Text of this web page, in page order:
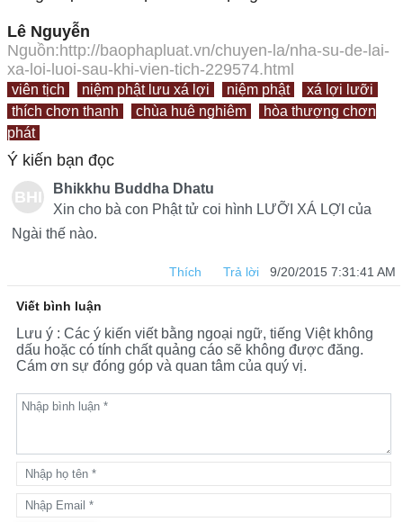
Lê Nguyễn
Nguồn:http://baophapluat.vn/chuyen-la/nha-su-de-lai-
xa-loi-luoi-sau-khi-vien-tich-229574.html
viên tịch niệm phật lưu xá lợi niệm phật
xá lợi lưỡi
thích chơn thanh
chùa huê nghiêm
hòa thượng chơn
phát
Ý kiến bạn đọc
BHI
KK
DD
HA
DH
Bhikkhu Buddha Dhatu
Xin cho bà con Phật tử coi hình LƯỠI XÁ LỢI của
Ngài thế nào.
Thích Trả lời 9/20/2015 7:31:41 AM
Viết bình luận
Lưu ý : Các ý kiến viết bằng ngoại ngữ, tiếng Việt không
dấu hoặc có tính chất quảng cáo sẽ không được đăng.
Cám ơn sự đóng góp và quan tâm của quý vị.